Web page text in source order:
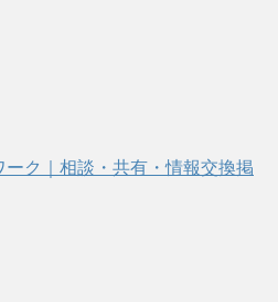
ク｜相談・共有・情報交換掲